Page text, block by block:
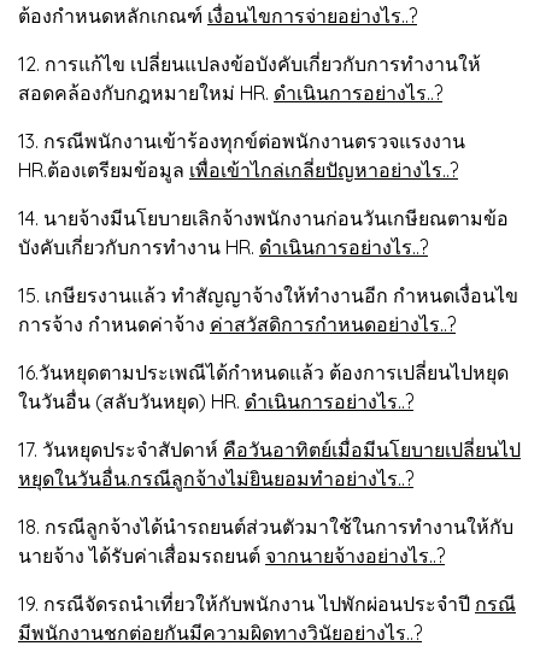
ต้องกำหนดหลักเกณฑ์ เงื่อนไขการจ่ายอย่างไร..?
12. การแก้ไข เปลี่ยนแปลงข้อบังคับเกี่ยวกับการทำงานให้
สอดคล้องกับกฎหมายใหม่ HR. ดำเนินการอย่างไร..?
13. กรณีพนักงานเข้าร้องทุกข์ต่อพนักงานตรวจแรงงาน
HR.ต้องเตรียมข้อมูล เพื่อเข้าไกล่เกลี่ยปัญหาอย่างไร..?
14. นายจ้างมีนโยบายเลิกจ้างพนักงานก่อนวันเกษียณตามข้อ
บังคับเกี่ยวกับการทำงาน HR. ดำเนินการอย่างไร..?
15. เกษียรงานแล้ว ทำสัญญาจ้างให้ทำงานอีก กำหนดเงื่อนไข
การจ้าง กำหนดค่าจ้าง ค่าสวัสดิการกำหนดอย่างไร..?
16.วันหยุดตามประเพณีได้กำหนดแล้ว ต้องการเปลี่ยนไปหยุด
ในวันอื่น (สลับวันหยุด) HR. ดำเนินการอย่างไร..?
17. วันหยุดประจำสัปดาห์ คือวันอาทิตย์เมื่อมีนโยบายเปลี่ยนไป
หยุดในวันอื่น.กรณีลูกจ้างไม่ยินยอมทำอย่างไร..?
18. กรณีลูกจ้างได้นำรถยนต์ส่วนตัวมาใช้ในการทำงานให้กับ
นายจ้าง ได้รับค่าเสื่อมรถยนต์ จากนายจ้างอย่างไร..?
19. กรณีจัดรถนำเที่ยวให้กับพนักงาน ไปพักผ่อนประจำปี กรณี
มีพนักงานชกต่อยกันมีความผิดทางวินัยอย่างไร..?